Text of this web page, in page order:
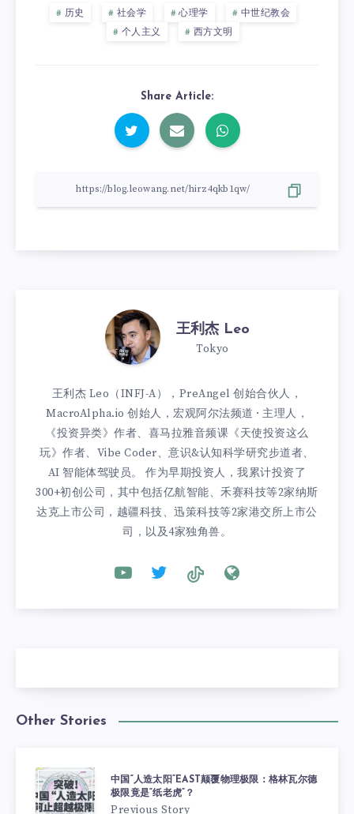
历史 社会学 心理学
中世纪教会
个人主义
西方文明
Share Article:
王利杰 Leo
Tokyo
王利杰 Leo（INFJ-A），PreAngel 创始合伙人，
MacroAlpha.io 创始人，宏观阿尔法频道 · 主理人，
《投资异类》作者、喜马拉雅音频课《天使投资这么
玩》作者、Vibe Coder、意识&认知科学研究步道者、
AI 智能体驾驶员。 作为早期投资人，我累计投资了
300+初创公司，其中包括亿航智能、禾赛科技等2家纳斯
达克上市公司，越疆科技、迅策科技等2家港交所上市公
司，以及4家独角兽。
Other Stories
中国“人造太阳”EAST颠覆物理极限：格林瓦尔德
极限竟是“纸老虎”？
Previous Story